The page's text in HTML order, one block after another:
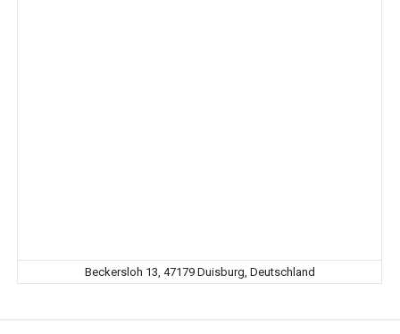
Beckersloh 13, 47179 Duisburg, Deutschland